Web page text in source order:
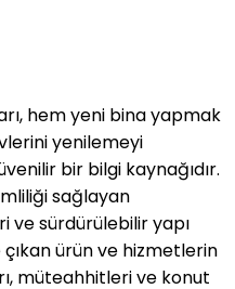
hem yeni bina yapmak
yenilemeyi
bir bilgi kaynağıdır.
sağlayan
ve sürdürülebilir yapı
ürün ve hizmetlerin
müteahhitleri ve konut